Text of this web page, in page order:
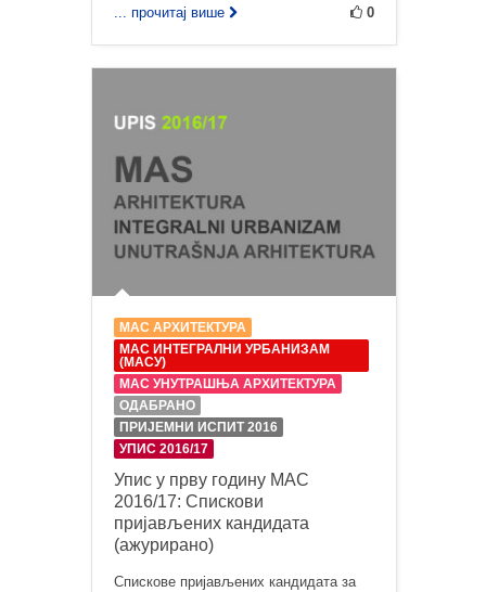
... прочитај више 0
МАС АРХИТЕКТУРА
МАС ИНТЕГРАЛНИ УРБАНИЗАМ
(МАСУ)
МАС УНУТРАШЊА АРХИТЕКТУРА
ОДАБРАНО
ПРИЈЕМНИ ИСПИТ 2016
УПИС 2016/17
Упис у прву годину МАС
2016/17: Спискови
пријављених кандидата
(ажурирано)
Спискове пријављених кандидата за